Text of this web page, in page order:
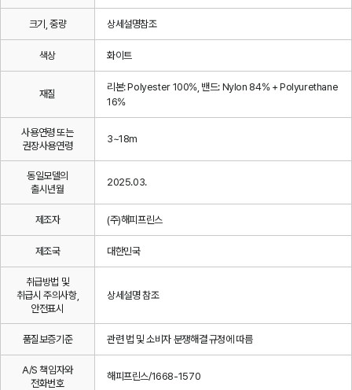
크기, 중량 상세설명참조
색상 화이트
재질
리본: Polyester 100%, 밴드: Nylon 84% + Polyurethane
16%
사용연령 또는
권장사용연령
3~18m
동일모델의
출시년월
2025.03.
제조자 (주)해피프린스
제조국 대한민국
취급방법 및
취급시 주의사항,
안전표시
상세설명 참조
품질보증기준 관련 법 및 소비자 분쟁해결 규정에 따름
A/S 책임자와
전화번호
해피프린스/1668-1570